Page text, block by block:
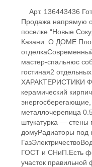
Арт. 136443436
Продажа напрямую
поселке “Новые
Казани. О ДОМЕ
мастер-спальнюс
гостиная2
ХАРАКТЕРИСТИКИ
керамический
металлочерепица
штукатурка — стены
домуРадиаторы под
ГОСТ и СНиП.Есть
участок